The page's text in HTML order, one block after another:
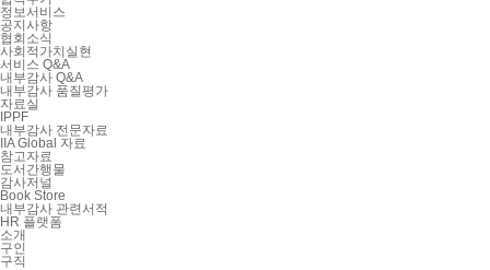
정보서비스
공지사항
협회소식
사회적가치실현
서비스 Q&A
내부감사 Q&A
내부감사 품질평가
자료실
IPPF
내부감사 전문자료
IIA Global 자료
참고자료
도서간행물
감사저널
Book Store
내부감사 관련서적
HR 플랫폼
소개
구인
구직